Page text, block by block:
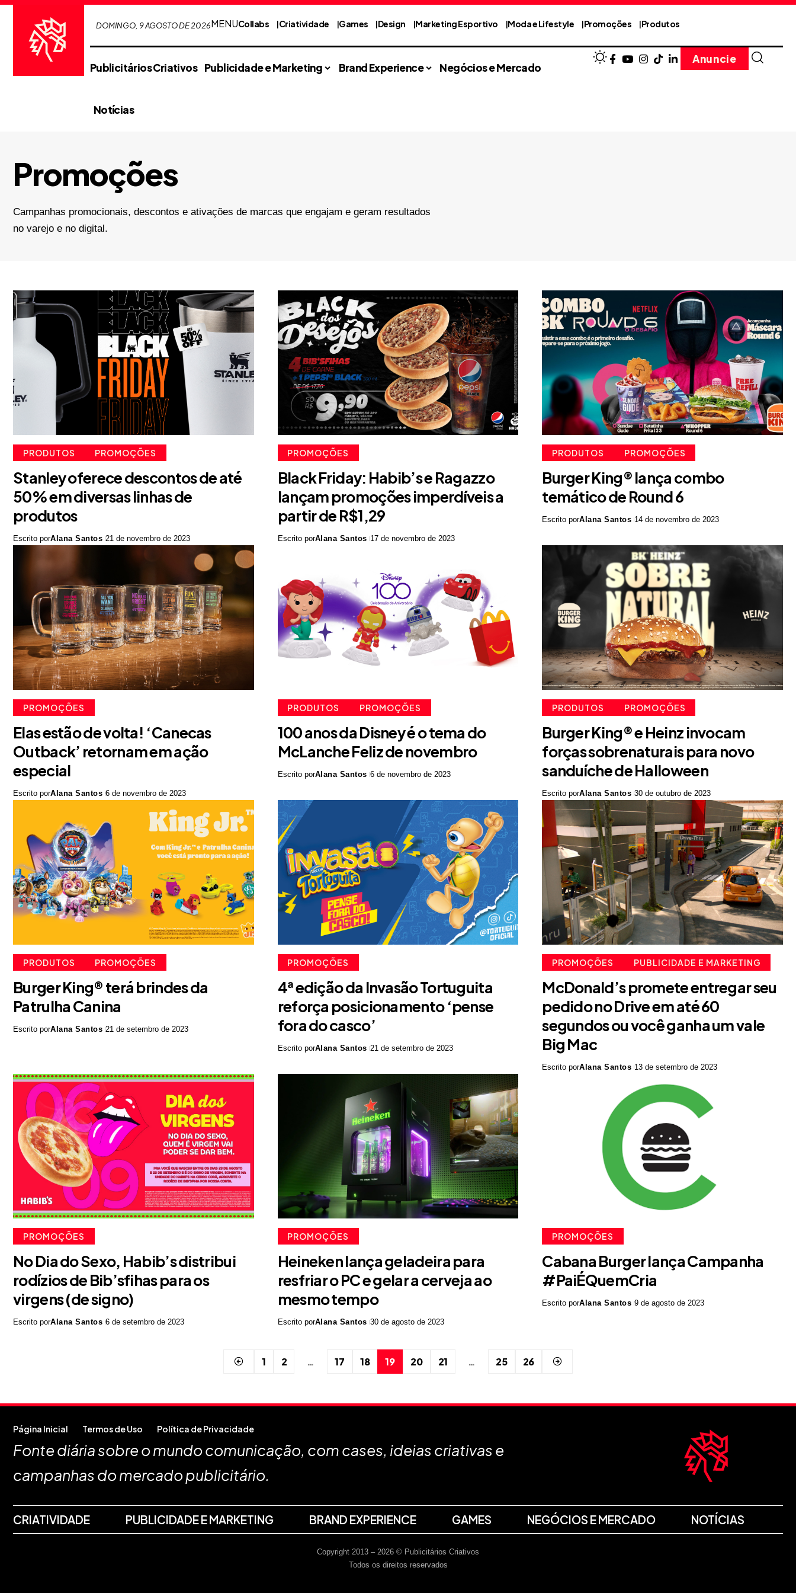
DOMINGO, 9 AGOSTO DE 2026MENUCollabs Criatividade Games Design Marketing Esportivo Moda e Lifestyle Promoções Produtos
Publicitários Criativos Publicidade e Marketing Brand Experience Negócios e Mercado
Notícias
Anuncie
Promoções
Campanhas promocionais, descontos e ativações de marcas que engajam e geram resultados
no varejo e no digital.
PRODUTOS PROMOÇÕES
Stanley oferece descontos de até
50% em diversas linhas de
produtos
Escrito porAlana Santos 21 de novembro de 2023
PROMOÇÕES
Black Friday: Habib’s e Ragazzo
lançam promoções imperdíveis a
partir de R$1,29
Escrito porAlana Santos 17 de novembro de 2023
PRODUTOS PROMOÇÕES
Burger King® lança combo
temático de Round 6
Escrito porAlana Santos 14 de novembro de 2023
PROMOÇÕES
Elas estão de volta! ‘Canecas
Outback’ retornam em ação
especial
Escrito porAlana Santos 6 de novembro de 2023
PRODUTOS PROMOÇÕES
100 anos da Disney é o tema do
McLanche Feliz de novembro
Escrito porAlana Santos 6 de novembro de 2023
PRODUTOS PROMOÇÕES
Burger King® e Heinz invocam
forças sobrenaturais para novo
sanduíche de Halloween
Escrito porAlana Santos 30 de outubro de 2023
PRODUTOS PROMOÇÕES
Burger King® terá brindes da
Patrulha Canina
Escrito porAlana Santos 21 de setembro de 2023
PROMOÇÕES
4ª edição da Invasão Tortuguita
reforça posicionamento ‘pense
fora do casco’
Escrito porAlana Santos 21 de setembro de 2023
PROMOÇÕES PUBLICIDADE E MARKETING
McDonald’s promete entregar seu
pedido no Drive em até 60
segundos ou você ganha um vale
Big Mac
Escrito porAlana Santos 13 de setembro de 2023
PROMOÇÕES
No Dia do Sexo, Habib’s distribui
rodízios de Bib’sfihas para os
virgens (de signo)
Escrito porAlana Santos 6 de setembro de 2023
PROMOÇÕES
Heineken lança geladeira para
resfriar o PC e gelar a cerveja ao
mesmo tempo
Escrito porAlana Santos 30 de agosto de 2023
PROMOÇÕES
Cabana Burger lança Campanha
#PaiÉQuemCria
Escrito porAlana Santos 9 de agosto de 2023
1 2 … 17 18 19 20 21 … 25 26
Página Inicial Termos de Uso Política de Privacidade
Fonte diária sobre o mundo comunicação, com cases, ideias criativas e
campanhas do mercado publicitário.
CRIATIVIDADE PUBLICIDADE E MARKETING BRAND EXPERIENCE GAMES NEGÓCIOS E MERCADO NOTÍCIAS
Copyright 2013 – 2026 © Publicitários Criativos
Todos os direitos reservados